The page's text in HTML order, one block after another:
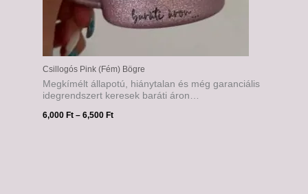
Csillogós Pink (Fém) Bögre
Megkímélt állapotú, hiánytalan és még garanciális
idegrendszert keresek baráti áron…
6,000Ft – 6,500Ft